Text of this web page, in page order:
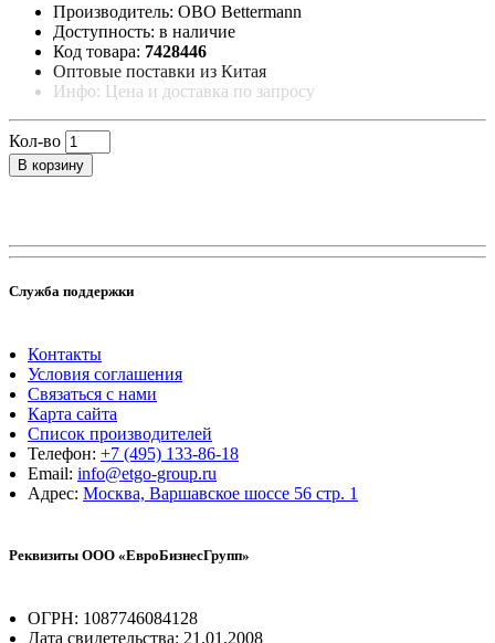
Производитель: OBO Bettermann
Доступность: в наличие
Код товара: 7428446
Оптовые поставки из Китая
Инфо: Цена и доставка по запросу
Кол-во
В корзину
Служба поддержки
Контакты
Условия соглашения
Связаться с нами
Карта сайта
Список производителей
Телефон: +7 (495) 133-86-18
Email: info@etgo-group.ru
Адрес: Москва, Варшавское шоссе 56 стр. 1
Реквизиты ООО «ЕвроБизнесГрупп»
ОГРН: 1087746084128
Дата свидетельства: 21.01.2008